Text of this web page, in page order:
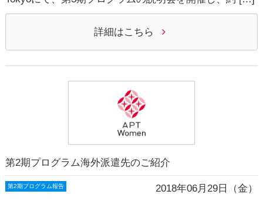
詳細はこちら
第2期プログラム海外派遣先のご紹介
第2期プログラム報告 2018年06月29日（金）